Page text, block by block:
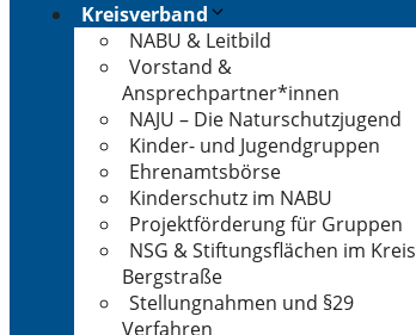
Kreisverband
NABU & Leitbild
Vorstand &
Ansprechpartner*innen
NAJU – Die Naturschutzjugend
Kinder- und Jugendgruppen
Ehrenamtsbörse
Kinderschutz im NABU
Projektförderung für Gruppen
NSG & Stiftungsflächen im Kreis
Bergstraße
Stellungnahmen und §29
Verfahren